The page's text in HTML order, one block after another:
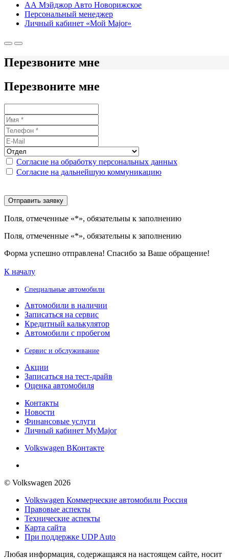
АА Мэйджор Авто Новорижское
Персональный менеджер
Личный кабинет «Мой Major»
Перезвоните мне
Перезвоните мне
Согласие на обработку персональных данных
Согласие на дальнейшую коммуникацию
Поля, отмеченные «*», обязательны к заполнению
Поля, отмеченные «*», обязательны к заполнению
Форма успешно отправлена! Спасибо за Ваше обращение!
К началу
Специальные автомобили
Автомобили в наличии
Записаться на сервис
Кредитный калькулятор
Автомобили с пробегом
Сервис и обслуживание
Акции
Записаться на тест-драйв
Оценка автомобиля
Контакты
Новости
Финансовые услуги
Личный кабинет MyMajor
Volkswagen ВКонтакте
© Volkswagen 2026
Volkswagen Коммерческие автомобили Россия
Правовые аспекты
Технические аспекты
Карта сайта
При поддержке UDP Auto
Любая информация, содержащаяся на настоящем сайте, носит